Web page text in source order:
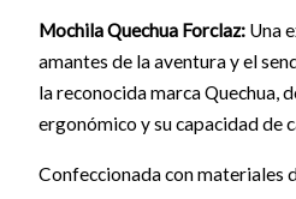
Mochila Quechua Forclaz:Una
amantes de la aventura y el
la reconocida marca Quechua,
ergonómico y su capacidad de
Confeccionada con materiales